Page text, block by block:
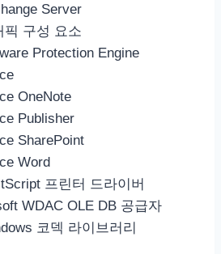
Server
픽 구성 요소
Protection Engine
OneNote
Publisher
SharePoint
Word
프린터 드라이버
WDAC OLE DB 공급자
코덱 라이브러리